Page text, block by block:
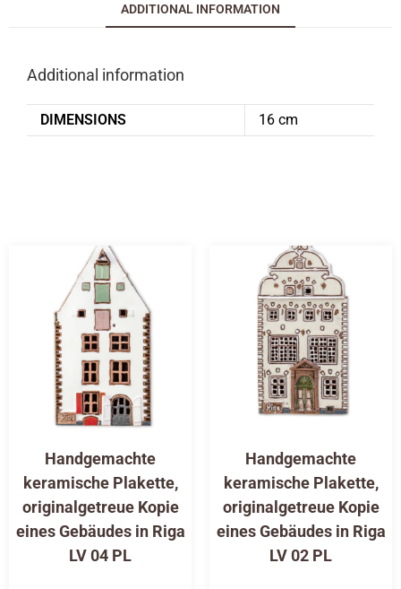
ADDITIONAL INFORMATION
Additional information
DIMENSIONS 16 cm
Handgemachte
keramische Plakette,
originalgetreue Kopie
eines Gebäudes in Riga
LV 04 PL
Handgemachte
keramische Plakette,
originalgetreue Kopie
eines Gebäudes in Riga
LV 02 PL